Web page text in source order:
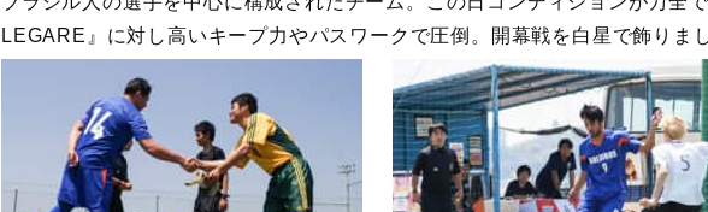
LEGARE』に対し高いキープ力やパスワークで圧倒。開幕戦を白星で飾りまし